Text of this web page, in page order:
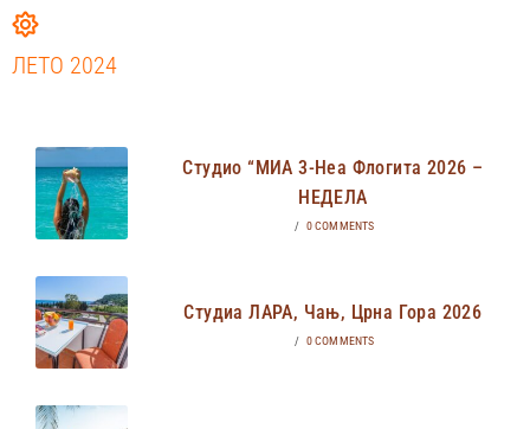
ЛЕТО 2024
Студио “МИА 3-Неа Флогита 2026 –
НЕДЕЛА
/ 0 COMMENTS
Студиа ЛАРА, Чањ, Црна Гора 2026
/ 0 COMMENTS